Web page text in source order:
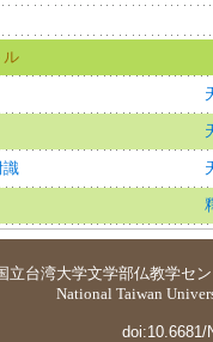
ル
識
立台湾大学文学部仏教学セ
National Taiwan
doi:10.6681/